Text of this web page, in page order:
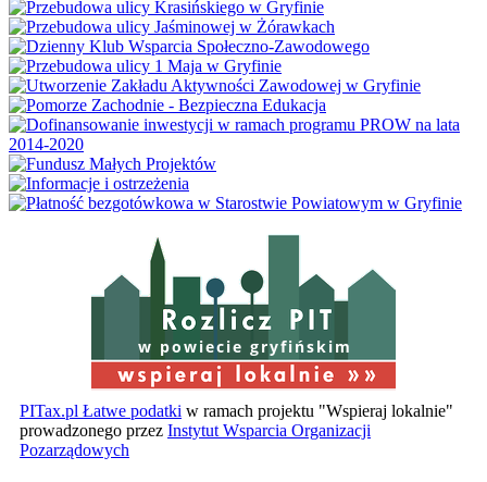
w powiecie gryfińskim
PITax.pl Łatwe podatki w ramach projektu "Wspieraj lokalnie"
prowadzonego przez Instytut Wsparcia Organizacji
Pozarządowych